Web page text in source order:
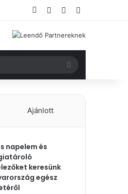
FacebookBejelentkezés
Véletlenszerű
Ajánlott
napelem és
keresünk
egész